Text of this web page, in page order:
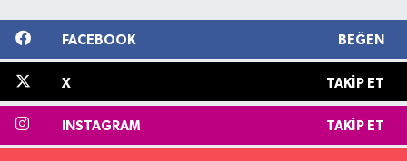
FACEBOOK BEĞEN
X TAKIP ET
INSTAGRAM TAKIP ET